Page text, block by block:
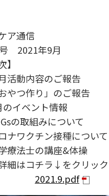
ア通信
2021年9月
】
活動内容のご報告
やつ作り」のご報告
のイベント情報
の取組みについて
ナワクチン接種について
療法士の講座&体操
細はコチラ↓をクリック
2021.9.pdf